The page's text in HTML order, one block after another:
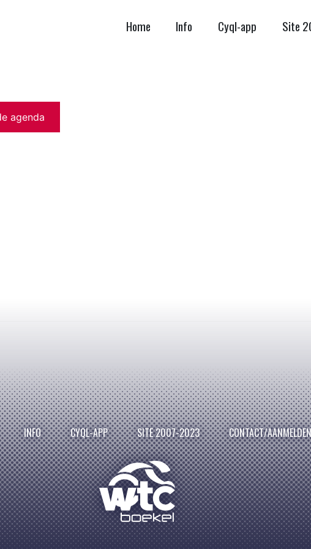
Home Info Cyql-app Site
agenda
INFO CYQL-APP SITE 2007-2023 CONTACT/AANMELDEN